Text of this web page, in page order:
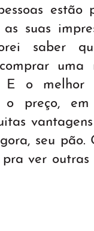
estão
suas
saber
E o
o preço,
seu
ver